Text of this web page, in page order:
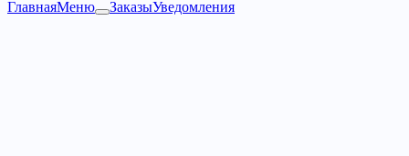
ГлавнаяМеню ЗаказыУведомления